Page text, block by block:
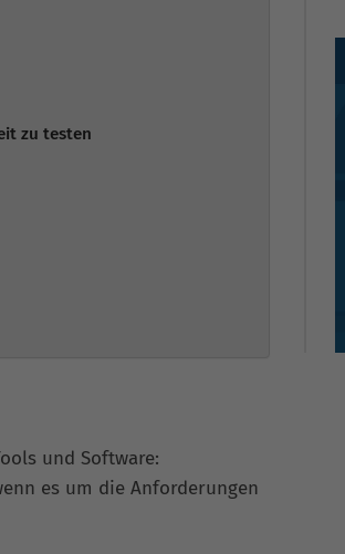
zu testen
und Software:
es um die Anforderungen